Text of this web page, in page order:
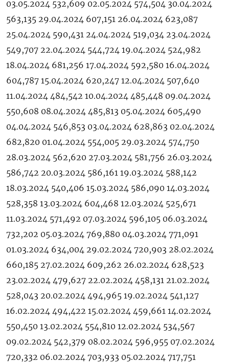
03.05.2024 532,609 02.05.2024 574,504 30.04.2024
563,135 29.04.2024 607,151 26.04.2024 623,087
25.04.2024 590,431 24.04.2024 519,034 23.04.2024
549,707 22.04.2024 544,724 19.04.2024 524,982
18.04.2024 681,256 17.04.2024 592,580 16.04.2024
604,787 15.04.2024 620,247 12.04.2024 507,640
11.04.2024 484,542 10.04.2024 485,448 09.04.2024
550,608 08.04.2024 485,813 05.04.2024 605,490
04.04.2024 546,853 03.04.2024 628,863 02.04.2024
682,820 01.04.2024 554,005 29.03.2024 574,750
28.03.2024 562,620 27.03.2024 581,756 26.03.2024
586,742 20.03.2024 586,161 19.03.2024 588,142
18.03.2024 540,406 15.03.2024 586,090 14.03.2024
528,358 13.03.2024 604,468 12.03.2024 525,671
11.03.2024 571,492 07.03.2024 596,105 06.03.2024
732,202 05.03.2024 769,880 04.03.2024 771,091
01.03.2024 634,004 29.02.2024 720,903 28.02.2024
660,185 27.02.2024 609,262 26.02.2024 628,523
23.02.2024 479,627 22.02.2024 458,131 21.02.2024
528,043 20.02.2024 494,965 19.02.2024 541,127
16.02.2024 494,422 15.02.2024 459,661 14.02.2024
550,450 13.02.2024 554,810 12.02.2024 534,567
09.02.2024 542,379 08.02.2024 596,955 07.02.2024
720,332 06.02.2024 703,933 05.02.2024 717,751